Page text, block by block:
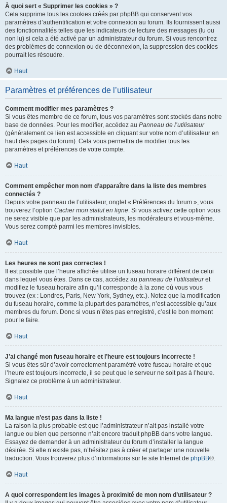
À quoi sert « Supprimer les cookies » ?
Cela supprime tous les cookies créés par phpBB qui conservent vos
paramètres d’authentification et votre connexion au forum. Ils fournissent aussi
des fonctionnalités telles que les indicateurs de lecture des messages (lu ou
non lu) si cela a été activé par un administrateur du forum. Si vous rencontrez
des problèmes de connexion ou de déconnexion, la suppression des cookies
pourrait les résoudre.
Haut
Paramètres et préférences de l’utilisateur
Comment modifier mes paramètres ?
Si vous êtes membre de ce forum, tous vos paramètres sont stockés dans notre
base de données. Pour les modifier, accédez au Panneau de l’utilisateur
(généralement ce lien est accessible en cliquant sur votre nom d’utilisateur en
haut des pages du forum). Cela vous permettra de modifier tous les
paramètres et préférences de votre compte.
Haut
Comment empêcher mon nom d’apparaître dans la liste des membres
connectés ?
Depuis votre panneau de l’utilisateur, onglet « Préférences du forum », vous
trouverez l’option Cacher mon statut en ligne. Si vous activez cette option vous
ne serez visible que par les administrateurs, les modérateurs et vous-même.
Vous serez compté parmi les membres invisibles.
Haut
Les heures ne sont pas correctes !
Il est possible que l’heure affichée utilise un fuseau horaire différent de celui
dans lequel vous êtes. Dans ce cas, accédez au panneau de l’utilisateuret
modifiez le fuseau horaire afin qu’il corresponde à la zone où vous vous
trouvez (ex : Londres, Paris, New York, Sydney, etc.). Notez que la modification
du fuseau horaire, comme la plupart des paramètres, n’est accessible qu’aux
membres du forum. Donc si vous n’êtes pas enregistré, c’est le bon moment
pour le faire.
Haut
J’ai changé mon fuseau horaire et l’heure est toujours incorrecte !
Si vous êtes sûr d’avoir correctement paramétré votre fuseau horaire et que
l’heure est toujours incorrecte, il se peut que le serveur ne soit pas à l’heure.
Signalez ce problème à un administrateur.
Haut
Ma langue n’est pas dans la liste !
La raison la plus probable est que l’administrateur n’ait pas installé votre
langue ou bien que personne n’ait encore traduit phpBB dans votre langue.
Essayez de demander à un administrateur du forum d’installer la langue
désirée. Si elle n’existe pas, n’hésitez pas à créer et partager une nouvelle
traduction. Vous trouverez plus d’informations sur le site Internet de phpBB®.
Haut
A quoi correspondent les images à proximité de mon nom d’utilisateur ?